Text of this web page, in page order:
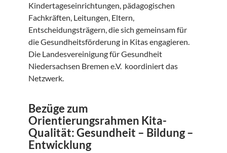
Kindertageseinrichtungen, pädagogischen
Fachkräften, Leitungen, Eltern,
Entscheidungsträgern, die sich gemeinsam für
die Gesundheitsförderung in Kitas engagieren.
Die Landesvereinigung für Gesundheit
Niedersachsen Bremen e.V. koordiniert das
Netzwerk.
Bezüge zum
Orientierungsrahmen Kita-
Qualität: Gesundheit – Bildung –
Entwicklung